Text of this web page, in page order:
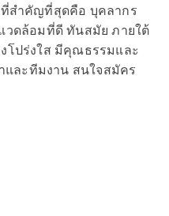
ที่สำคัญที่สุดคือ บุคลากร
วดล้อมที่ดี ทันสมัย ภายใต้
โปร่งใส มีคุณธรรมและ
และทีมงาน สนใจสมัคร